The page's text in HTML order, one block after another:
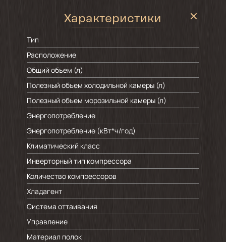
Характеристики
Тип
Расположение
Общий объем (л)
Полезный объем холодильной камеры (л)
Полезный объем морозильной камеры (л)
Энергопотребление
Энергопотребление (кВт*ч/год)
Климатический класс
Инверторный тип компрессора
Количество компрессоров
Хладагент
Система оттаивания
Управление
Материал полок